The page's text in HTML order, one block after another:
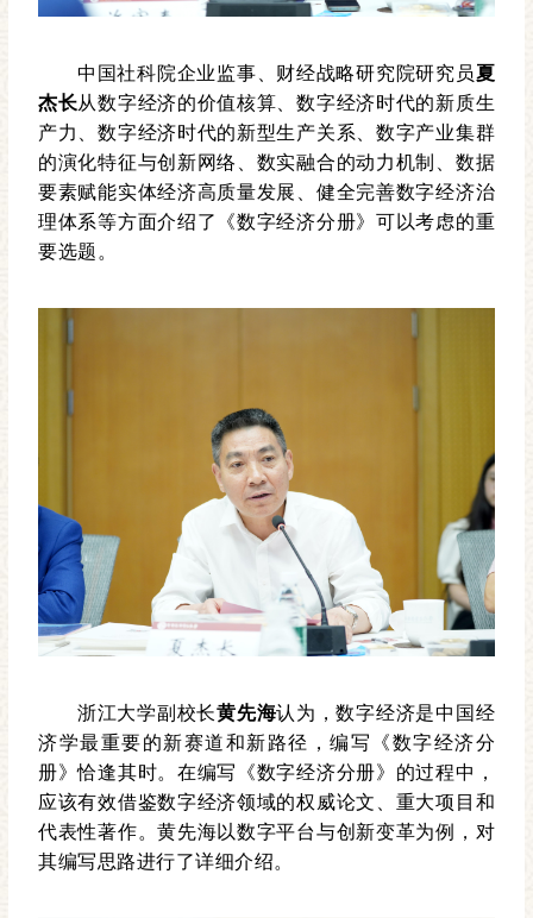
中国社科院企业监事、财经战略研究院研究员夏
杰长从数字经济的价值核算、数字经济时代的新质生
产力、数字经济时代的新型生产关系、数字产业集群
的演化特征与创新网络、数实融合的动力机制、数据
要素赋能实体经济高质量发展、健全完善数字经济治
理体系等方面介绍了《数字经济分册》可以考虑的重
要选题。
浙江大学副校长黄先海认为，数字经济是中国经
济学最重要的新赛道和新路径，编写《数字经济分
册》恰逢其时。在编写《数字经济分册》的过程中，
应该有效借鉴数字经济领域的权威论文、重大项目和
代表性著作。黄先海以数字平台与创新变革为例，对
其编写思路进行了详细介绍。